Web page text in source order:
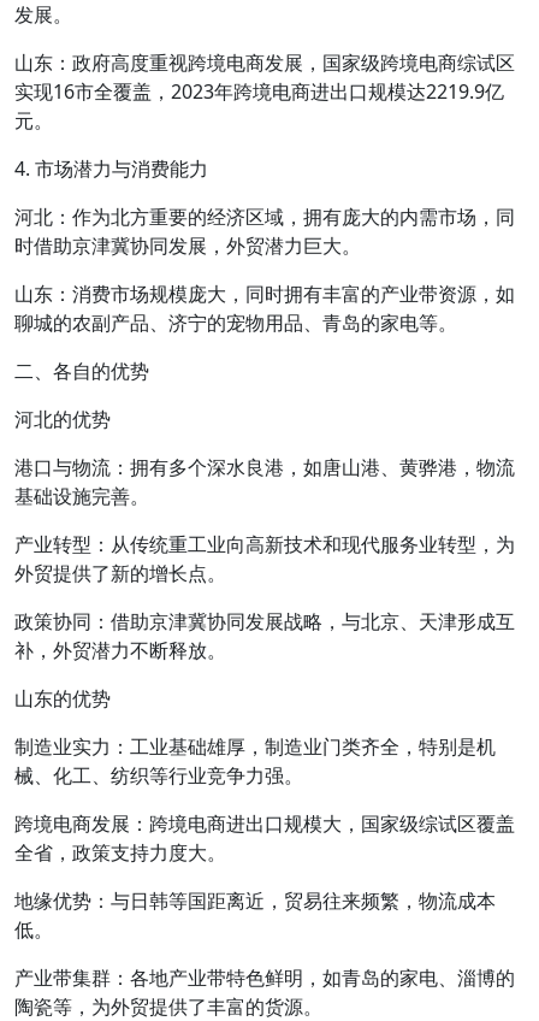
发展。
山东：政府高度重视跨境电商发展，国家级跨境电商综试区
实现16市全覆盖，2023年跨境电商进出口规模达2219.9亿
元。
4. 市场潜力与消费能力
河北：作为北方重要的经济区域，拥有庞大的内需市场，同
时借助京津冀协同发展，外贸潜力巨大。
山东：消费市场规模庞大，同时拥有丰富的产业带资源，如
聊城的农副产品、济宁的宠物用品、青岛的家电等。
二、各自的优势
河北的优势
港口与物流：拥有多个深水良港，如唐山港、黄骅港，物流
基础设施完善。
产业转型：从传统重工业向高新技术和现代服务业转型，为
外贸提供了新的增长点。
政策协同：借助京津冀协同发展战略，与北京、天津形成互
补，外贸潜力不断释放。
山东的优势
制造业实力：工业基础雄厚，制造业门类齐全，特别是机
械、化工、纺织等行业竞争力强。
跨境电商发展：跨境电商进出口规模大，国家级综试区覆盖
全省，政策支持力度大。
地缘优势：与日韩等国距离近，贸易往来频繁，物流成本
低。
产业带集群：各地产业带特色鲜明，如青岛的家电、淄博的
陶瓷等，为外贸提供了丰富的货源。